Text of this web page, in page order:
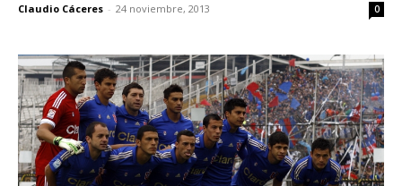
Claudio Cáceres - 24 noviembre, 2013 0